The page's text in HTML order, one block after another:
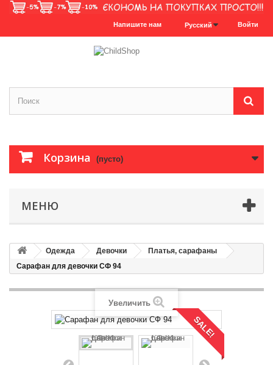
Войти
Русский
Напишите нам
Корзина (пусто)
МЕНЮ
Одежда Девочки
Платья, сарафаны
Сарафан для девочки СФ 94
SALE!
Увеличить